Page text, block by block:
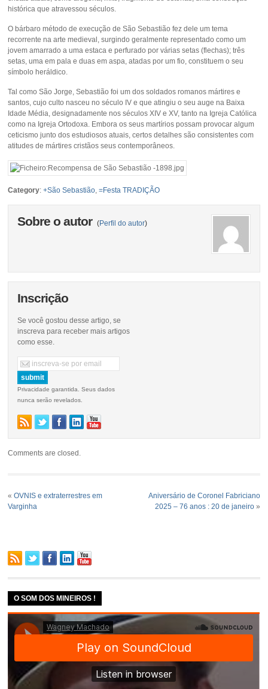
histórica que atravessou séculos.
O bárbaro método de execução de São Sebastião fez dele um tema
recorrente na arte medieval, surgindo geralmente representado como um
jovem amarrado a uma estaca e perfurado por várias setas (flechas); três
setas, uma em pala e duas em aspa, atadas por um fio, constituem o seu
símbolo heráldico.
Tal como São Jorge, Sebastião foi um dos soldados romanos mártires e
santos, cujo culto nasceu no século IV e que atingiu o seu auge na Baixa
Idade Média, designadamente nos séculos XIV e XV, tanto na Igreja Católica
como na Igreja Ortodoxa. Embora os seus martírios possam provocar algum
ceticismo junto dos estudiosos atuais, certos detalhes são consistentes com
atitudes de mártires cristãos seus contemporâneos.
Category:+São Sebastião,=Festa TRADIÇÃO
Sobre o autor (Perfil do autor)
Inscrição
Se você gostou desse artigo, se
inscreva para receber mais artigos
como esse.
Privacidade garantida. Seus dados
nunca serão revelados.
Comments are closed.
«OVNIS e extraterrestres em
Varginha
Aniversário de Coronel Fabriciano
2025 – 76 anos : 20 de janeiro»
O SOM DOS MINEIROS !